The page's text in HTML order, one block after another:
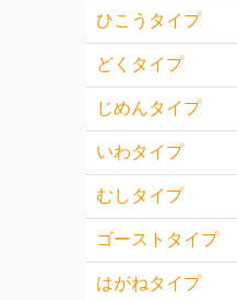
ひこうタイプ
どくタイプ
じめんタイプ
いわタイプ
むしタイプ
ゴーストタイプ
はがねタイプ